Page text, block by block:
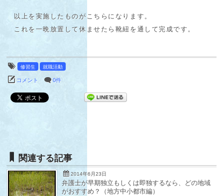
以上を実施したものがこちらになります。
これを一晩放置して休ませたら靴紐を通して完成です。
修習生 就職活動
コメント 0件
関連する記事
2014年6月23日
弁護士が早期独立もしくは即独するなら、どの地域
がおすすめ？（地方中小都市編）